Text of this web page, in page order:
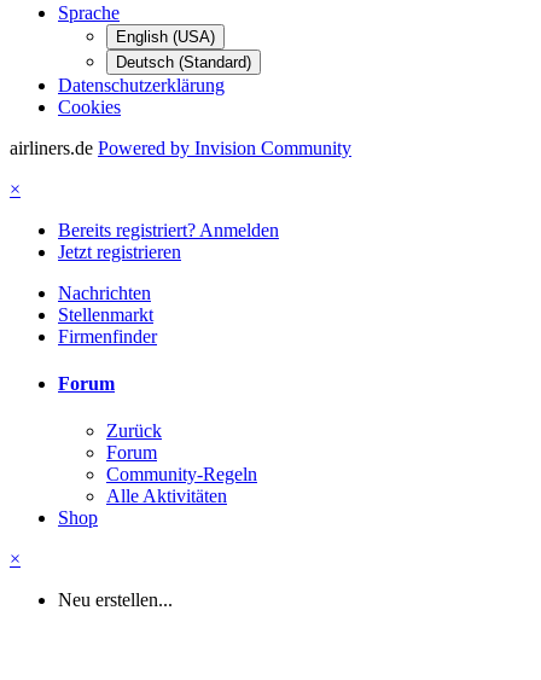
Sprache
English (USA)
Deutsch (Standard)
Datenschutzerklärung
Cookies
airliners.de Powered by Invision Community
×
Bereits registriert? Anmelden
Jetzt registrieren
Nachrichten
Stellenmarkt
Firmenfinder
Forum
Zurück
Forum
Community-Regeln
Alle Aktivitäten
Shop
×
Neu erstellen...